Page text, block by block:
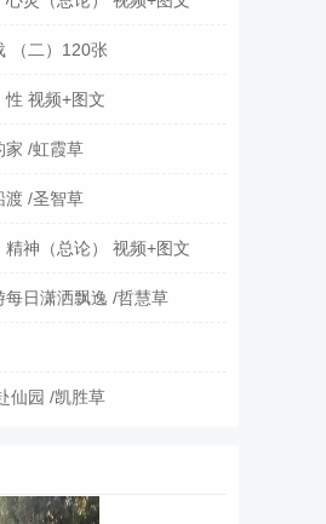
（二）120张
性 视频+图文
家 /虹霞草
渡 /圣智草
精神（总论） 视频+图文
每日潇洒飘逸 /哲慧草
仙园 /凯胜草